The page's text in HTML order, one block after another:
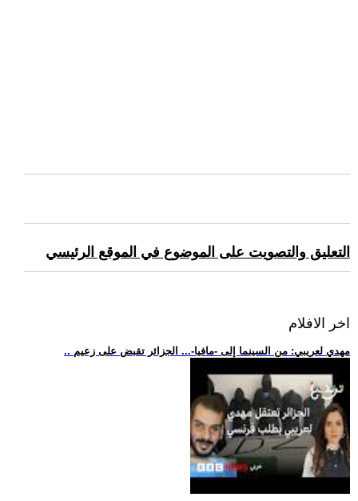
التعليق والتصويت على الموضوع في الموقع الرئيسي
اخر الافلام
.. مهدي لعريبي: من السينما إلى -مافيا-... الجزائر تقبض على زعيم